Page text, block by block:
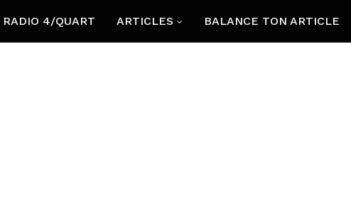
RADIO 4/QUART ARTICLES BALANCE TON ARTICLE